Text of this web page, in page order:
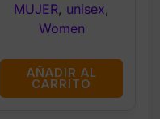
MUJER, unisex,
Women
AÑADIR AL
CARRITO